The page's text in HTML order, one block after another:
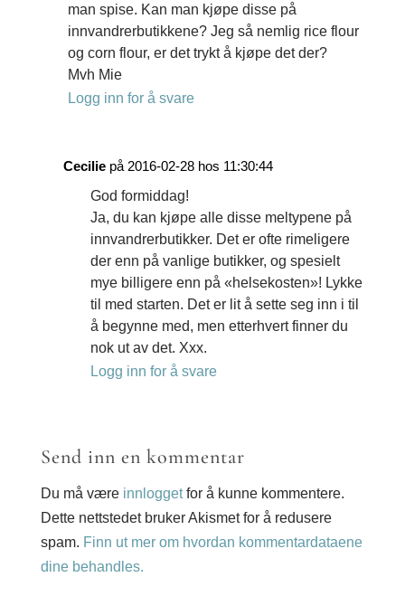
man spise. Kan man kjøpe disse på
innvandrerbutikkene? Jeg så nemlig rice flour
og corn flour, er det trykt å kjøpe det der?
Mvh Mie
Logg inn for å svare
Cecilie på 2016-02-28 hos 11:30:44
God formiddag!
Ja, du kan kjøpe alle disse meltypene på
innvandrerbutikker. Det er ofte rimeligere
der enn på vanlige butikker, og spesielt
mye billigere enn på «helsekosten»! Lykke
til med starten. Det er lit å sette seg inn i til
å begynne med, men etterhvert finner du
nok ut av det. Xxx.
Logg inn for å svare
Send inn en kommentar
Du må være innloggetfor å kunne kommentere.
Dette nettstedet bruker Akismet for å redusere
spam. Finn ut mer om hvordan kommentardataene
dine behandles.